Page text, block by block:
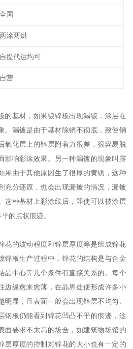
全国
两涂两烘
自提代运均可
自营
的基材，如果镀锌板出现漏镀，涂层在
。漏镀是由于基材除锈不彻底，致使钢
氧化层上的锌层附着力很差，很容易脱
影响彩涂效果。另一种漏镀的现象叫露
果由于其他原因生了很厚的黄锈，这种
充分还原，也会出现漏镀的情况，漏镀
这种基材上彩涂线后，即使可以被涂层
的点状痕迹。
花的波动程度和锌层厚度等是组成锌花
锌板生产过程中，锌花的结构是与合金
晶中心等几个条件有直接关系的。每个
边缘愈来愈薄，在晶界处便形成许多小
明显，且表面一般会出现锌层不均匀、
钢板仍能看到锌花凹凸不平的痕迹，这
面要求不太高的场合，如建筑物场馆的
层厚度的控制对锌花的大小也有一定的